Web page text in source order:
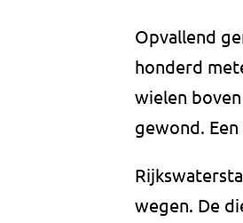
Opvallend
honderd
wielen
gewond.
wegen. De